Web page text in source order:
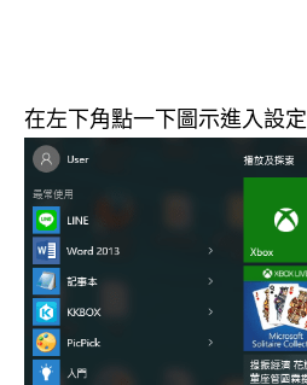
在左下角點一下圖示進入設定